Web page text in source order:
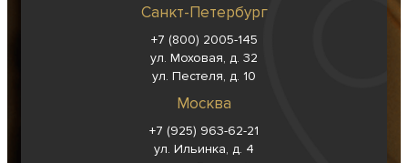
Санкт-Петербург
+7 (800) 2005-145
ул. Моховая, д. 32
ул. Пестеля, д. 10
Москва
+7 (925) 963-62-21
ул. Ильинка, д. 4